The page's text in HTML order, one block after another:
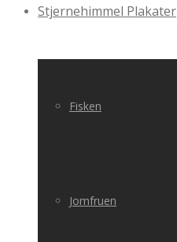
Stjernehimmel Plakater
Fisken
Jomfruen